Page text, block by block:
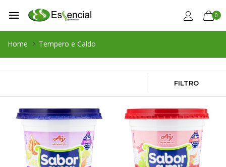
0
Home Tempero e Caldo
FILTRO